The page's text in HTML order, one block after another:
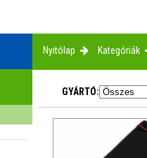
Nyitólap Kategóriák
GYÁRTÓ: